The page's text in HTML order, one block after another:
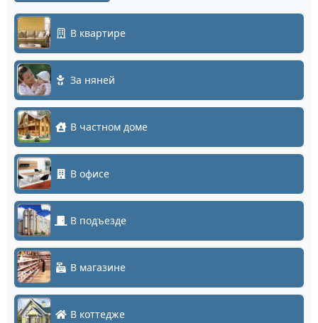
В квартире
За няней
В частном доме
В офисе
В подъезде
В магазине
В коттедже